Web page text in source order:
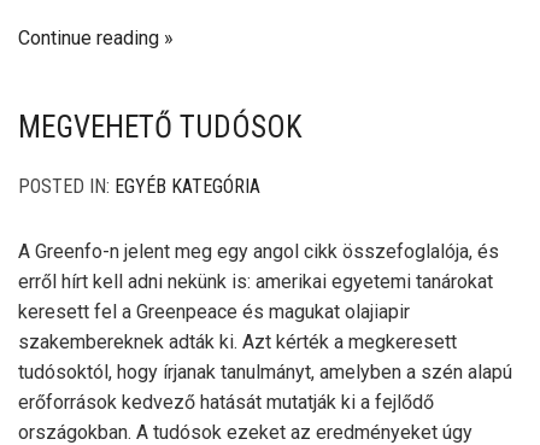
Continue reading
MEGVEHETŐ TUDÓSOK
POSTED IN: EGYÉB KATEGÓRIA
A Greenfo-n jelent meg egy angol cikk összefoglalója, és
erről hírt kell adni nekünk is: amerikai egyetemi tanárokat
keresett fel a Greenpeace és magukat olajiapir
szakembereknek adták ki. Azt kérték a megkeresett
tudósoktól, hogy írjanak tanulmányt, amelyben a szén alapú
erőforrások kedvező hatását mutatják ki a fejlődő
országokban. A tudósok ezeket az eredményeket úgy